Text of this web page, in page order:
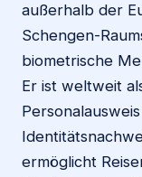
außerhalb der
Schengen-
biometrische
Er ist weltweit
ermöglicht